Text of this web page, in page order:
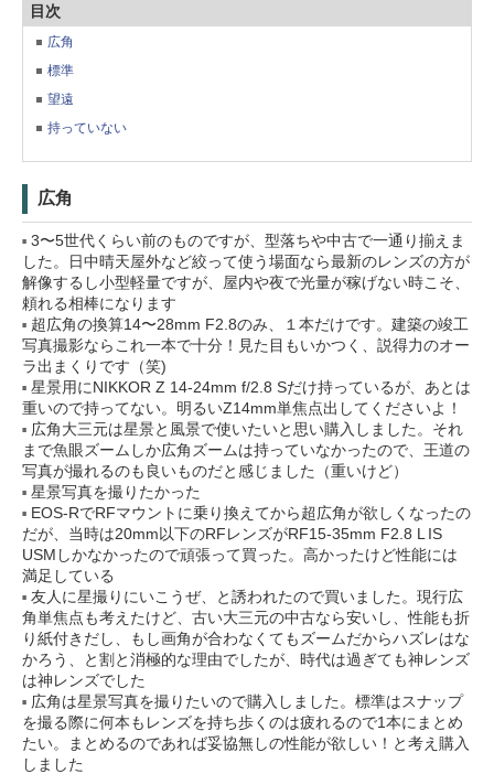
目次
広角
標準
望遠
持っていない
広角
3〜5世代くらい前のものですが、型落ちや中古で一通り揃えま
した。日中晴天屋外など絞って使う場面なら最新のレンズの方が
解像するし小型軽量ですが、屋内や夜で光量が稼げない時こそ、
頼れる相棒になります
超広角の換算14〜28mm F2.8のみ、１本だけです。建築の竣工
写真撮影ならこれ一本で十分！見た目もいかつく、説得力のオー
ラ出まくりです（笑)
星景用にNIKKOR Z 14-24mm f/2.8 Sだけ持っているが、あとは
重いので持ってない。明るいZ14mm単焦点出してくださいよ！
広角大三元は星景と風景で使いたいと思い購入しました。それ
まで魚眼ズームしか広角ズームは持っていなかったので、王道の
写真が撮れるのも良いものだと感じました（重いけど）
星景写真を撮りたかった
EOS-RでRFマウントに乗り換えてから超広角が欲しくなったの
だが、当時は20mm以下のRFレンズがRF15-35mm F2.8 L IS
USMしかなかったので頑張って買った。高かったけど性能には
満足している
友人に星撮りにいこうぜ、と誘われたので買いました。現行広
角単焦点も考えたけど、古い大三元の中古なら安いし、性能も折
り紙付きだし、もし画角が合わなくてもズームだからハズレはな
かろう、と割と消極的な理由でしたが、時代は過ぎても神レンズ
は神レンズでした
広角は星景写真を撮りたいので購入しました。標準はスナップ
を撮る際に何本もレンズを持ち歩くのは疲れるので1本にまとめ
たい。まとめるのであれば妥協無しの性能が欲しい！と考え購入
しました